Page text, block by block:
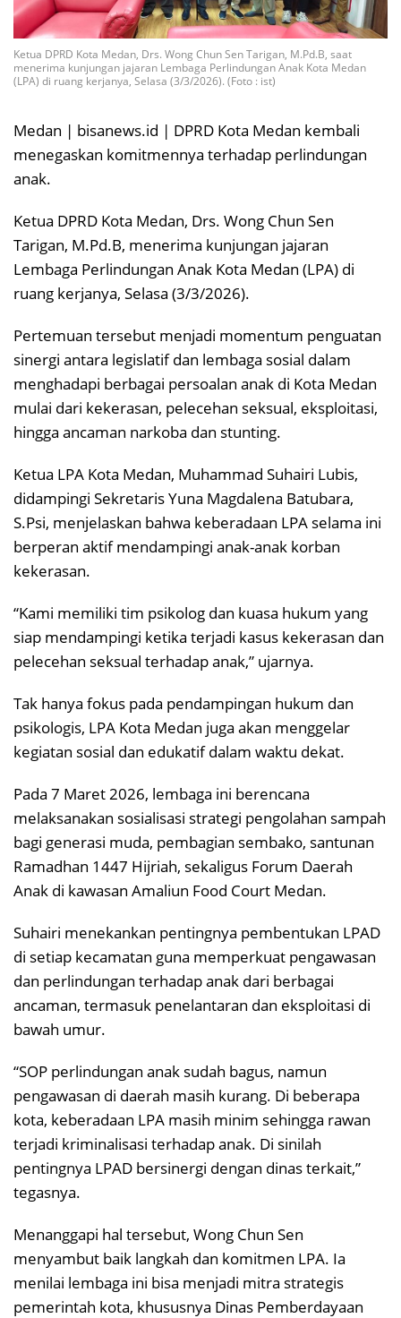
Ketua DPRD Kota Medan, Drs. Wong Chun Sen Tarigan, M.Pd.B, saat
menerima kunjungan jajaran Lembaga Perlindungan Anak Kota Medan
(LPA) di ruang kerjanya, Selasa (3/3/2026). (Foto : ist)
Medan | bisanews.id | DPRD Kota Medan kembali
menegaskan komitmennya terhadap perlindungan
anak.
Ketua DPRD Kota Medan, Drs. Wong Chun Sen
Tarigan, M.Pd.B, menerima kunjungan jajaran
Lembaga Perlindungan Anak Kota Medan (LPA) di
ruang kerjanya, Selasa (3/3/2026).
Pertemuan tersebut menjadi momentum penguatan
sinergi antara legislatif dan lembaga sosial dalam
menghadapi berbagai persoalan anak di Kota Medan
mulai dari kekerasan, pelecehan seksual, eksploitasi,
hingga ancaman narkoba dan stunting.
Ketua LPA Kota Medan, Muhammad Suhairi Lubis,
didampingi Sekretaris Yuna Magdalena Batubara,
S.Psi, menjelaskan bahwa keberadaan LPA selama ini
berperan aktif mendampingi anak-anak korban
kekerasan.
“Kami memiliki tim psikolog dan kuasa hukum yang
siap mendampingi ketika terjadi kasus kekerasan dan
pelecehan seksual terhadap anak,” ujarnya.
Tak hanya fokus pada pendampingan hukum dan
psikologis, LPA Kota Medan juga akan menggelar
kegiatan sosial dan edukatif dalam waktu dekat.
Pada 7 Maret 2026, lembaga ini berencana
melaksanakan sosialisasi strategi pengolahan sampah
bagi generasi muda, pembagian sembako, santunan
Ramadhan 1447 Hijriah, sekaligus Forum Daerah
Anak di kawasan Amaliun Food Court Medan.
Suhairi menekankan pentingnya pembentukan LPAD
di setiap kecamatan guna memperkuat pengawasan
dan perlindungan terhadap anak dari berbagai
ancaman, termasuk penelantaran dan eksploitasi di
bawah umur.
“SOP perlindungan anak sudah bagus, namun
pengawasan di daerah masih kurang. Di beberapa
kota, keberadaan LPA masih minim sehingga rawan
terjadi kriminalisasi terhadap anak. Di sinilah
pentingnya LPAD bersinergi dengan dinas terkait,”
tegasnya.
Menanggapi hal tersebut, Wong Chun Sen
menyambut baik langkah dan komitmen LPA. Ia
menilai lembaga ini bisa menjadi mitra strategis
pemerintah kota, khususnya Dinas Pemberdayaan